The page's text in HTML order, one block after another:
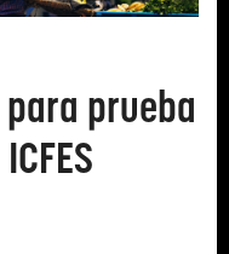
prueba